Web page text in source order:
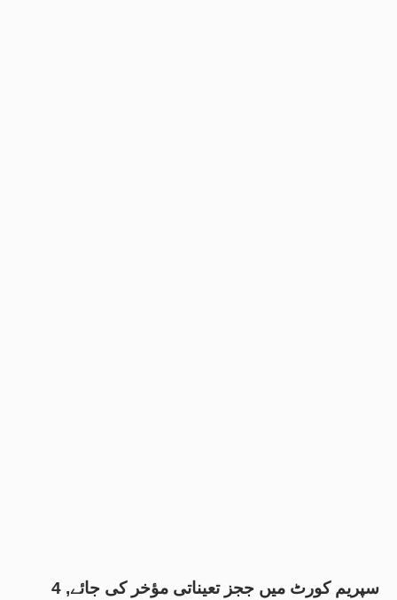
سپریم کورٹ میں ججز تعیناتی مؤخر کی جائے, 4